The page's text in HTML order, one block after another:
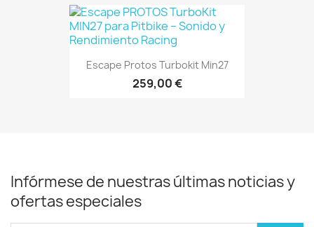
Escape Protos Turbokit Min27
259,00 €
Infórmese de nuestras últimas noticias y
ofertas especiales